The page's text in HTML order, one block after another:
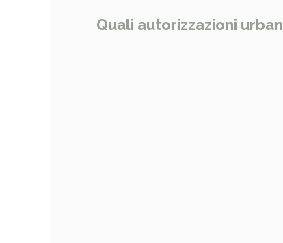
Quali autorizzazioni